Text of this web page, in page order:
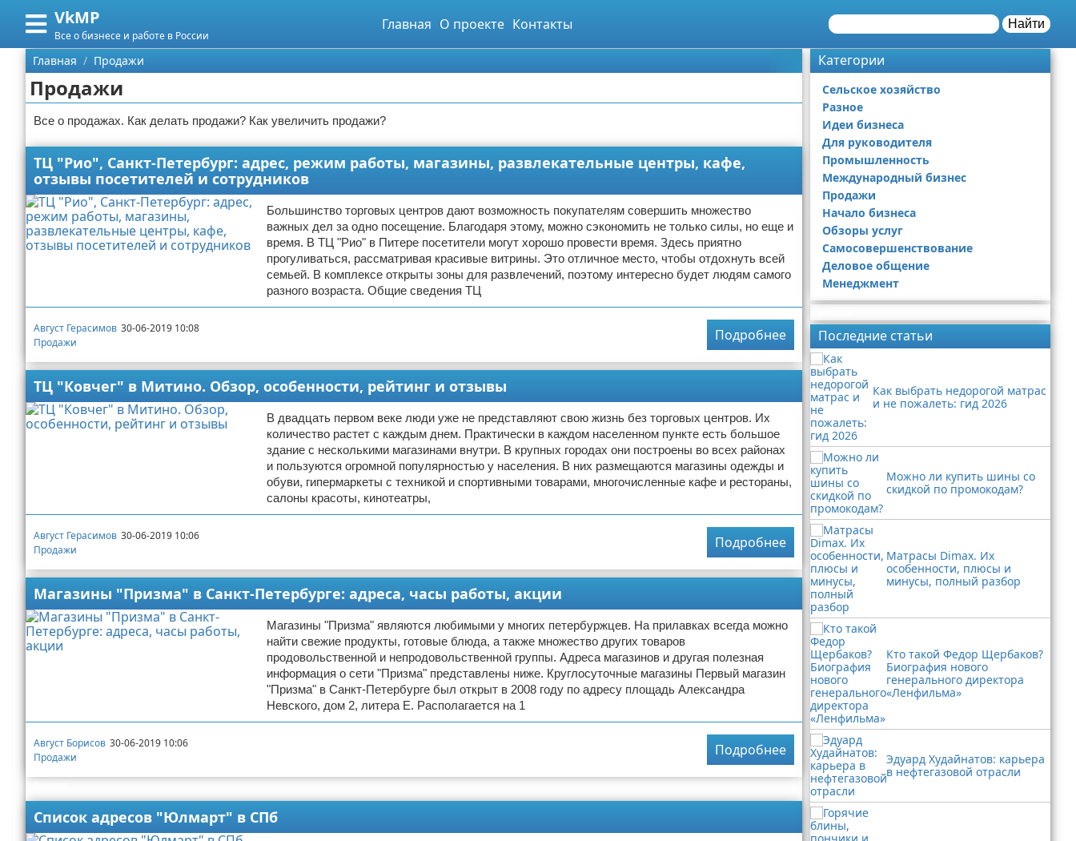
VkMP
Все о бизнесе и работе в России
Главная О проекте Контакты Найти
Меню
Главная
Категории
Сельское хозяйство
Разное
Идеи бизнеса
Для руководителя
Международный бизнес
Продажи
Начало бизнеса
Обзоры услуг
Поиск
О проекте
Контакты
Сотрудничество
Для правообладателей
Условия предоставления информации
Отказ от ответственности
Главная Продажи
Продажи
Все о продажах. Как делать продажи? Как увеличить продажи?
ТЦ "Рио", Санкт-Петербург: адрес, режим работы, магазины, развлекательные центры, кафе,
отзывы посетителей и сотрудников
Большинство торговых центров дают возможность покупателям совершить множество
важных дел за одно посещение. Благодаря этому, можно сэкономить не только силы, но еще и
время. В ТЦ "Рио" в Питере посетители могут хорошо провести время. Здесь приятно
прогуливаться, рассматривая красивые витрины. Это отличное место, чтобы отдохнуть всей
семьей. В комплексе открыты зоны для развлечений, поэтому интересно будет людям самого
разного возраста. Общие сведения ТЦ
Август Герасимов 30-06-2019 10:08
Продажи
Подробнее
ТЦ "Ковчег" в Митино. Обзор, особенности, рейтинг и отзывы
В двадцать первом веке люди уже не представляют свою жизнь без торговых центров. Их
количество растет с каждым днем. Практически в каждом населенном пункте есть большое
здание с несколькими магазинами внутри. В крупных городах они построены во всех районах
и пользуются огромной популярностью у населения. В них размещаются магазины одежды и
обуви, гипермаркеты с техникой и спортивными товарами, многочисленные кафе и рестораны,
салоны красоты, кинотеатры,
Август Герасимов 30-06-2019 10:06
Продажи
Подробнее
Магазины "Призма" в Санкт-Петербурге: адреса, часы работы, акции
Магазины "Призма" являются любимыми у многих петербуржцев. На прилавках всегда можно
найти свежие продукты, готовые блюда, а также множество других товаров
продовольственной и непродовольственной группы. Адреса магазинов и другая полезная
информация о сети "Призма" представлены ниже. Круглосуточные магазины Первый магазин
"Призма" в Санкт-Петербурге был открыт в 2008 году по адресу площадь Александра
Невского, дом 2, литера Е. Располагается на 1
Август Борисов 30-06-2019 10:06
Продажи
Подробнее
Список адресов "Юлмарт" в СПб
Категории
Сельское хозяйство
Разное
Идеи бизнеса
Для руководителя
Промышленность
Международный бизнес
Продажи
Начало бизнеса
Обзоры услуг
Самосовершенствование
Деловое общение
Менеджмент
Последние статьи
Как выбрать недорогой матрас
и не пожалеть: гид 2026
Можно ли купить шины со
скидкой по промокодам?
Матрасы Dimax. Их
особенности, плюсы и
минусы, полный разбор
Кто такой Федор Щербаков?
Биография нового
генерального директора
«Ленфильма»
Эдуард Худайнатов: карьера
в нефтегазовой отрасли